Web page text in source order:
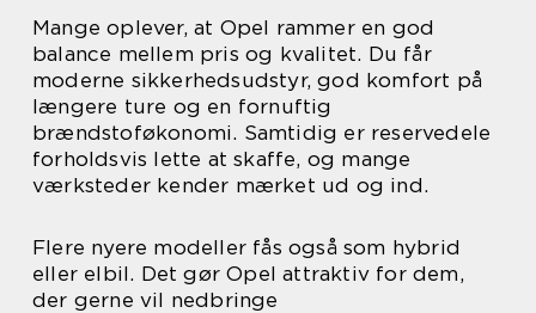
Mange oplever, at Opel rammer en god
balance mellem pris og kvalitet. Du får
moderne sikkerhedsudstyr, god komfort på
længere ture og en fornuftig
brændstoføkonomi. Samtidig er reservedele
forholdsvis lette at skaffe, og mange
værksteder kender mærket ud og ind.
Flere nyere modeller fås også som hybrid
eller elbil. Det gør Opel attraktiv for dem,
der gerne vil nedbringe